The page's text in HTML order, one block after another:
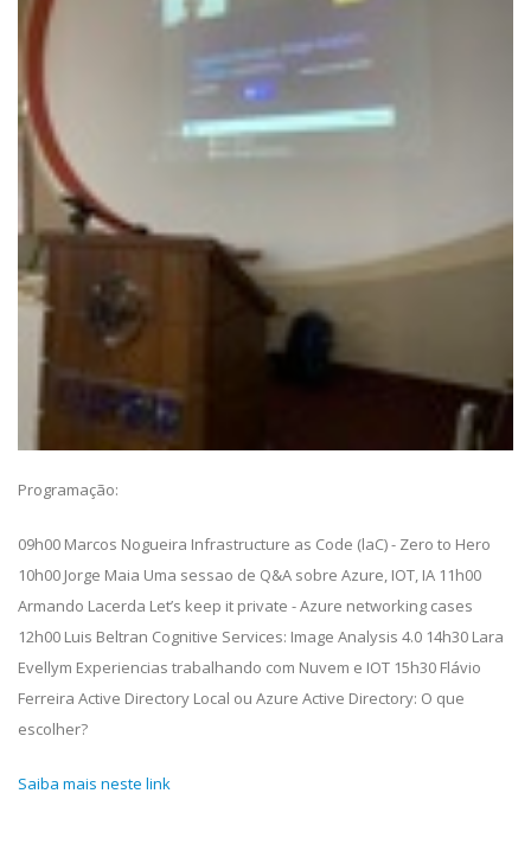
Programação:
09h00 Marcos Nogueira Infrastructure as Code (laC) - Zero to Hero
10h00 Jorge Maia Uma sessao de Q&A sobre Azure, IOT, IA 11h00
Armando Lacerda Let’s keep it private - Azure networking cases
12h00 Luis Beltran Cognitive Services: Image Analysis 4.0 14h30 Lara
Evellym Experiencias trabalhando com Nuvem e IOT 15h30 Flávio
Ferreira Active Directory Local ou Azure Active Directory: O que
escolher?
Saiba mais neste link